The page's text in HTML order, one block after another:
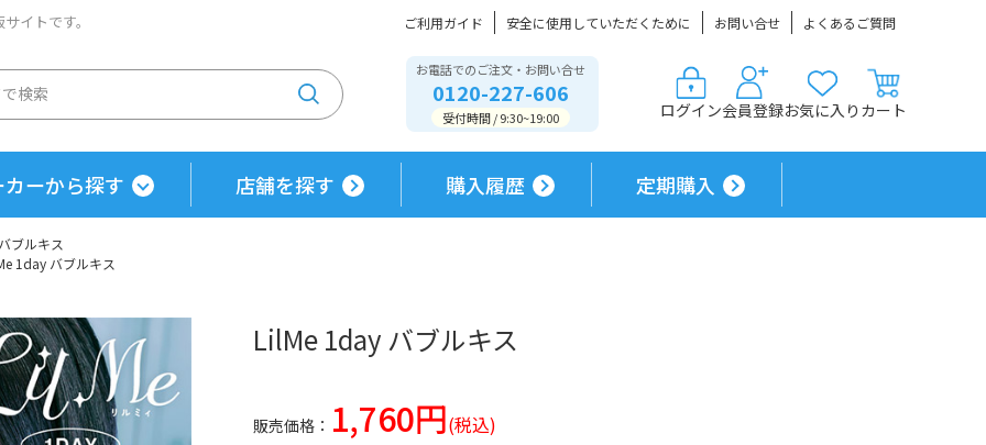
イトです。 ご利用ガイド 安全に使用していただくために お問い合せ よくあるご質問
お電話でのご注文・お問い合せ
0120-227-606
受付時間 / 9:30~19:00 ログイン会員登録お気に入り カート
ーから探す 店舗を探す 購入履歴 定期購入
ブルキス
1day バブルキス
LilMe 1day バブルキス
1,760円